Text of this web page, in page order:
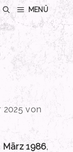
MENÜ
2025 von
März 1986,